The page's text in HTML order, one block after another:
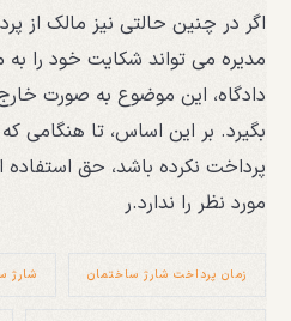
اگر در چنین حالتی نیز مالک از
مدیره می تواند شکایت خود را به
دادگاه، این موضوع به صورت خارج
بگیرد. بر این اساس، تا هنگامی که
پرداخت نکرده باشد، حق استفاده
مورد نظر را ندارد.ر
زمان پرداخت شارژ ساختمان شارژ